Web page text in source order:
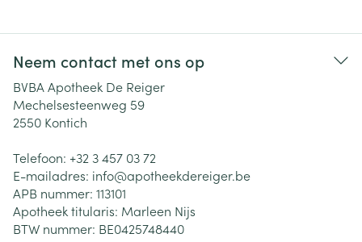
Neem contact met ons op
BVBA Apotheek De Reiger
Mechelsesteenweg 59
2550 Kontich
Telefoon: +32 3 457 03 72
E-mailadres: info@apotheekdereiger.be
APB nummer: 113101
Apotheek titularis: Marleen Nijs
BTW nummer: BE0425748440